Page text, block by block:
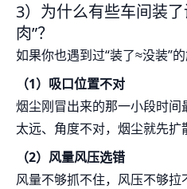
3）为什么有些车间装
肉”？
如果你也遇到过“装了≈没装”
（1）吸口位置不对
烟尘刚冒出来的那一小段时
太远、角度不对，烟尘就先扩
（2）风量风压选错
风量不够抓不住，风压不够